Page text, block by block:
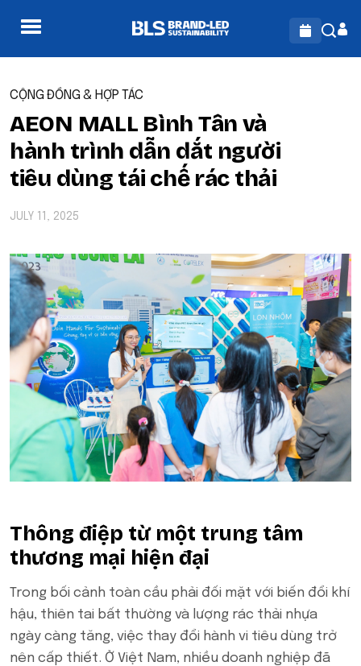
CỘNG ĐỒNG & HỢP TÁC
AEON MALL Bình Tân và
hành trình dẫn dắt người
tiêu dùng tái chế rác thải
JULY 11, 2025
Thông điệp từ một trung tâm
thương mại hiện đại
Trong bối cảnh toàn cầu phải đối mặt với biến đổi khí
hậu, thiên tai bất thường và lượng rác thải nhựa
ngày càng tăng, việc thay đổi hành vi tiêu dùng trở
nên cấp thiết. Ở Việt Nam, nhiều doanh nghiệp đã